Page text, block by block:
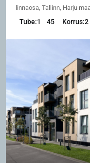
linnaosa, Tallinn, Harju
Tube:1 45 Korrus:2